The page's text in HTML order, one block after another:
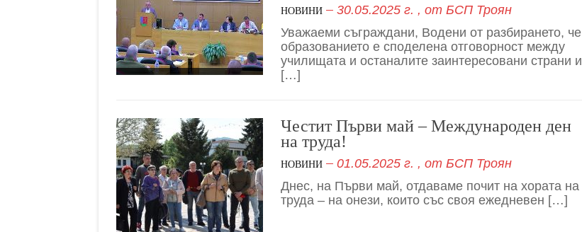
НОВИНИ 30.05.2025 г. , от БСП Троян
Уважаеми съграждани, Водени от разбирането, че
образованието е споделена отговорност между
училищата и останалите заинтересовани страни и
[…]
Честит Първи май – Международен ден
на труда!
НОВИНИ 01.05.2025 г. , от БСП Троян
Днес, на Първи май, отдаваме почит на хората на
труда – на онези, които със своя ежедневен […]